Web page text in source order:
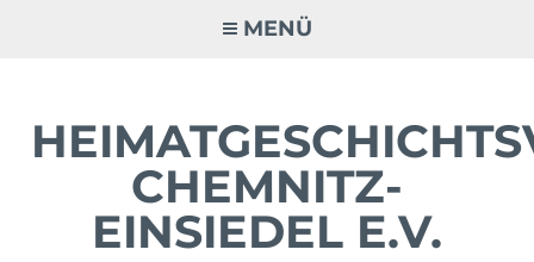
MENÜ
CHEMNITZ-
EINSIEDEL E.V.